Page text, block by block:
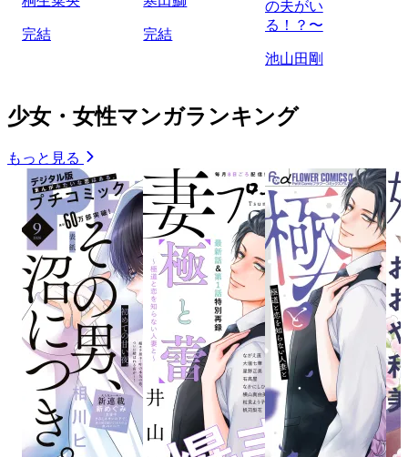
完結 完結
の夫がい
る！？〜
池山田剛
少女・女性マンガランキング
もっと見る